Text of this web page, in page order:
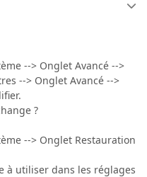
--> Onglet Avancé -->
--> Onglet Avancé -->
?
--> Onglet Restauration
à utiliser dans les réglages